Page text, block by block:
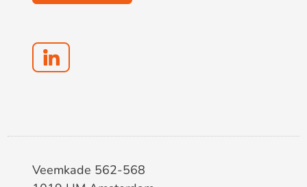
Veemkade 562-568